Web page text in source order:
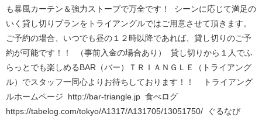
も暴風カーテン＆強力ストーブで万全です！ シーンに応じて満足の
いく貸し切りプランをトライアングルではご用意させて頂きます。
ご予約の場合、いつでも昼の１２時以降であれば、貸し切りのご予
約が可能です！！ （事前入金の場合あり） 貸し切りから１人でふ
らっとでも楽しめるBAR（バー）ＴＲＩＡＮＧＬＥ（トライアング
ル）でスタッフ一同心よりお待ちしております！！ トライアング
ルホームページ http://bar-triangle.jp 食べログ
https://tabelog.com/tokyo/A1317/A131705/13051750/ ぐるなび